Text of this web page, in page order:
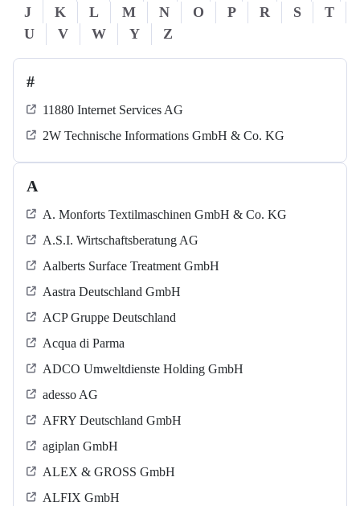
J
K L M N O P R S
T
U
V W Y Z
#
11880 Internet Services AG
2W Technische Informations GmbH & Co. KG
A
A. Monforts Textilmaschinen GmbH & Co. KG
A.S.I. Wirtschaftsberatung AG
Aalberts Surface Treatment GmbH
Aastra Deutschland GmbH
ACP Gruppe Deutschland
Acqua di Parma
ADCO Umweltdienste Holding GmbH
adesso AG
AFRY Deutschland GmbH
agiplan GmbH
ALEX & GROSS GmbH
ALFIX GmbH